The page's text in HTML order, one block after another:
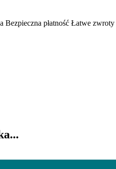
Bezpieczna płatność Łatwe zwroty